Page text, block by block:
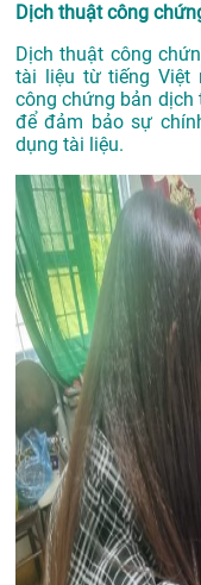
Dịch thuật công
Dịch thuật công
tài liệu từ tiếng Việt
công chứng bản dịch
để đảm bảo sự
dụng tài liệu.